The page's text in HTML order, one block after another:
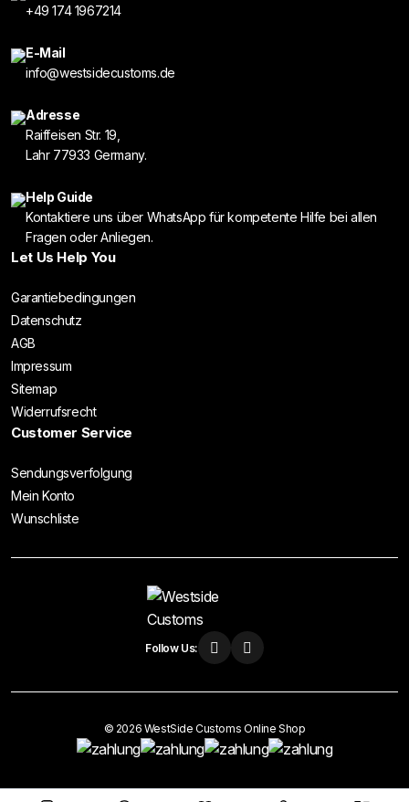
+49 174 1967214
E-Mail
info@westsidecustoms.de
Adresse
Raiffeisen Str. 19,
Lahr 77933 Germany.
Help Guide
Kontaktiere uns über WhatsApp für kompetente Hilfe bei allen
Fragen oder Anliegen.
Let Us Help You
Garantiebedingungen
Datenschutz
AGB
Impressum
Sitemap
Widerrufsrecht
Customer Service
Sendungsverfolgung
Mein Konto
Wunschliste
Follow Us:
© 2026 WestSide Customs Online Shop